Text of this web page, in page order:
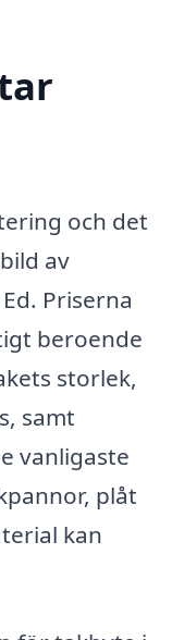
och det
av
Priserna
beroende
storlek,
samt
vanligaste
plåt
kan